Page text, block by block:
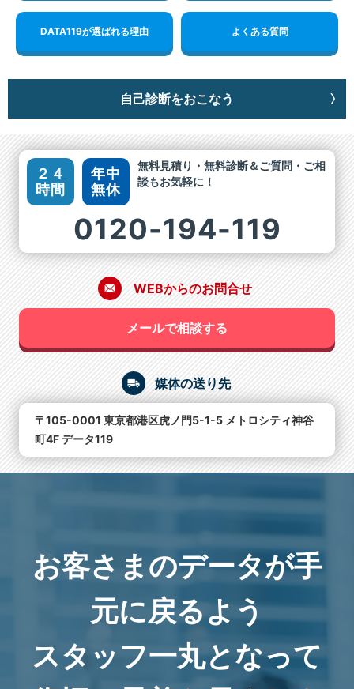
DATA119が選ばれる理由 よくある質問
自己診断をおこなう
２４
時間
年中
無休
無料見積り・無料診断＆ご質問・ご相
談もお気軽に！
0120-194-119
WEBからのお問合せ
メールで相談する
媒体の送り先
〒105-0001 東京都港区虎ノ門5-1-5 メトロシティ神谷
町4F データ119
お客さまのデータが手
元に戻るよう
スタッフ一丸となって